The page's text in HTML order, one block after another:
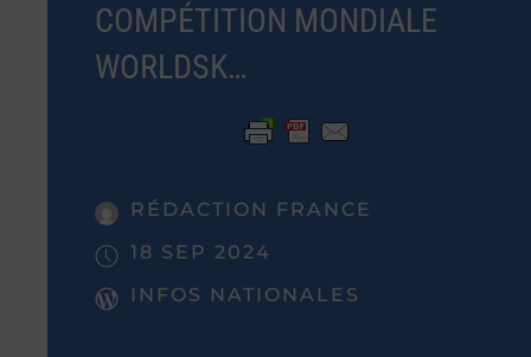
COMPÉTITION MONDIALE
WORLDSK…
RÉDACTION FRANCE
18 SEP 2024
INFOS NATIONALES